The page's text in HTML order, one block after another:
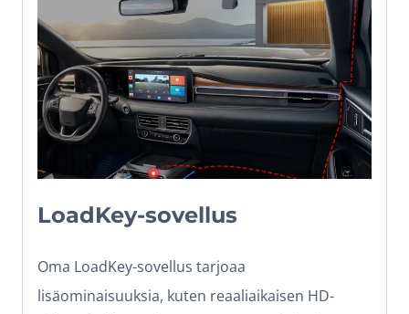
LoadKey-sovellus
Oma LoadKey-sovellus tarjoaa
lisäominaisuuksia, kuten reaaliaikaisen HD-